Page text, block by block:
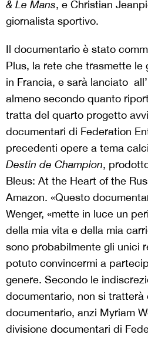
& Le Mans, e Christian
giornalista sportivo.
Il documentario è stato
Plus, la rete che trasmette le
in Francia, e sarà lanciato
almeno secondo quanto
tratta del quarto progetto
documentari di Federation
precedenti opere a tema
Destin de Champion,
Bleus: At the Heart of the
Amazon. «Questo
Wenger, «mette in luce un
della mia vita e della mia
sono probabilmente gli unici
potuto convincermi a
genere. Secondo le
documentario, non si tratterà
documentario, anzi Myriam
divisione documentari di